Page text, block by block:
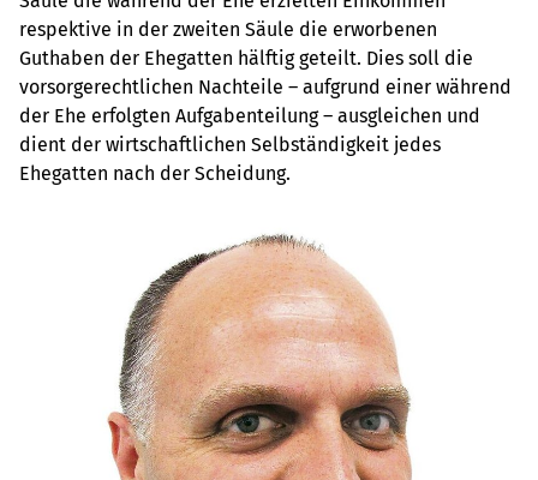
respektive in der zweiten Säule die erworbenen
Guthaben der Ehegatten hälftig geteilt. Dies soll die
vorsorgerechtlichen Nachteile – aufgrund einer während
der Ehe erfolgten Aufgabenteilung – ausgleichen und
dient der wirtschaftlichen Selbständigkeit jedes
Ehegatten nach der Scheidung.